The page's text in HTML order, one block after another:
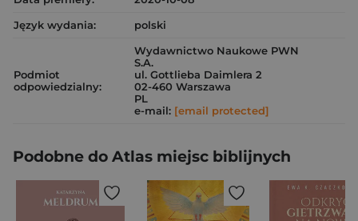
Język wydania:
polski
Podmiot
odpowiedzialny:
Wydawnictwo Naukowe PWN
S.A.
ul. Gottlieba Daimlera 2
02-460 Warszawa
PL
e-mail: [email protected]
Podobne do Atlas miejsc biblijnych